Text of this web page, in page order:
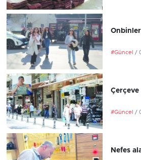
#Güncel /
#Güncel /
Nefes